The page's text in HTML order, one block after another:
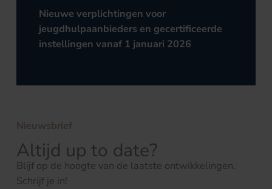
Nieuwe verplichtingen voor
jeugdhulpaanbieders en gecertificeerde
instellingen vanaf 1 januari 2026
Nieuwsbrief
Altijd up to date?
Blijf op de hoogte van de laatste ontwikkelingen.
Schrijf je in!